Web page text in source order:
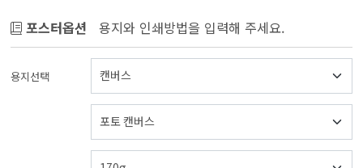
포스터옵션 용지와 인쇄방법을 입력해 주세요.
용지선택